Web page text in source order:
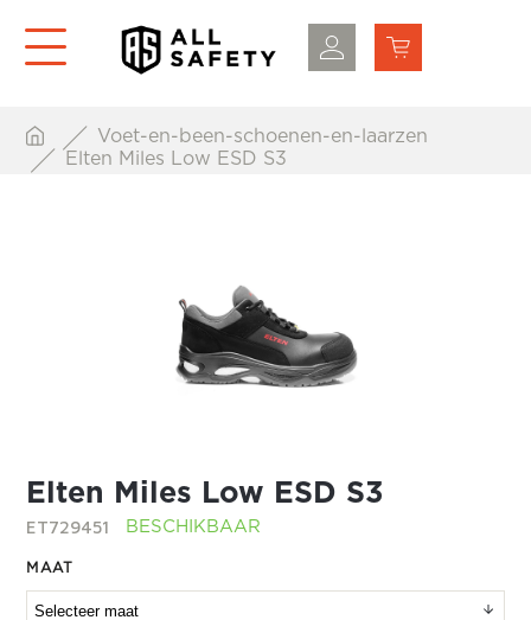
Voet-en-been-schoenen-en-laarzen
Elten Miles Low ESD S3
Elten Miles Low ESD S3
ET729451 BESCHIKBAAR
MAAT